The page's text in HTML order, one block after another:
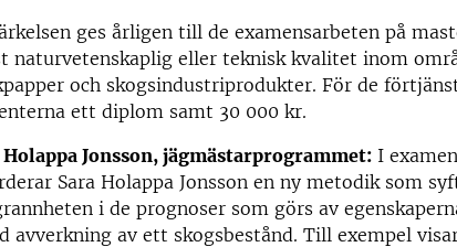
ges årligen till de examensarbeten på
naturvetenskaplig eller teknisk kvalitet inom
och skogsindustriprodukter. För de
ett diplom samt 30 000 kr.
Holappa Jonsson, jägmästarprogrammet: I
Sara Holappa Jonsson en ny metodik som
i de prognoser som görs av
avverkning av ett skogsbestånd. Till exempel